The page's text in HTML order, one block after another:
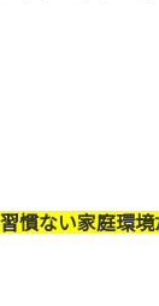
慣ない家庭環境